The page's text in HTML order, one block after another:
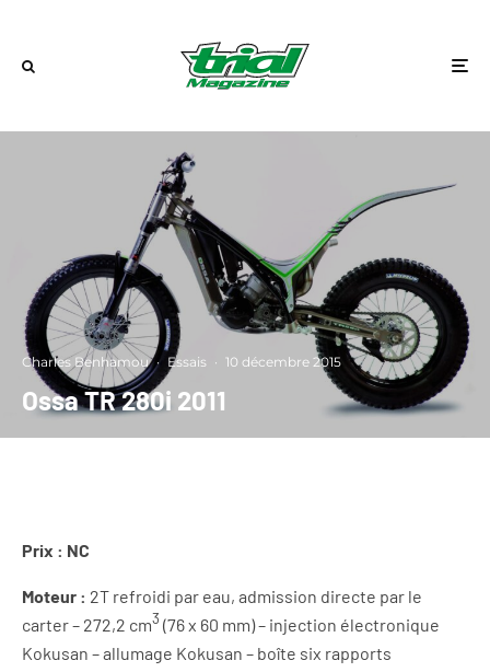
Charles Benhamou · Essais · 10 décembre 2015
Ossa TR 280i 2011
Prix : NC
Moteur : 2T refroidi par eau, admission directe par le
carter – 272,2 cm3 (76 x 60 mm) – injection électronique
Kokusan – allumage Kokusan – boîte six rapports